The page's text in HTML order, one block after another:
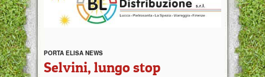
PORTA ELISA NEWS
Selvini, lungo stop